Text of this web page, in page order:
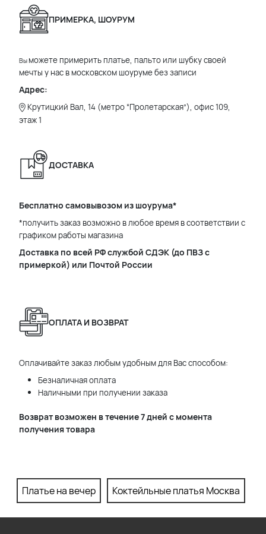
ПРИМЕРКА, ШОУРУМ
Вы можете примерить платье, пальто или шубку своей
мечты у нас в московском шоуруме без записи
Адрес:
Крутицкий Вал, 14 (метро “Пролетарская”), офис 109,
этаж 1
ДОСТАВКА
Бесплатно самовывозом из шоурума*
*получить заказ возможно в любое время в соответствии с
графиком работы магазина
Доставка по всей РФ службой СДЭК (до ПВЗ с
примеркой) или Почтой России
ОПЛАТА И ВОЗВРАТ
Оплачивайте заказ любым удобным для Вас способом:
Безналичная оплата
Наличными при получении заказа
Возврат возможен в течение 7 дней с момента
получения товара
Платье на вечер Коктейльные платья Москва